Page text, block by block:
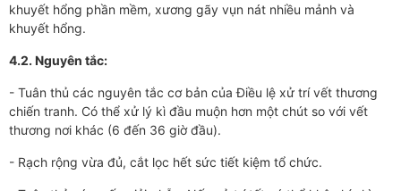
khuyết hổng phần mềm, xương gãy vụn nát nhiều mảnh và
khuyết hổng.
4.2. Nguyên tắc:
- Tuân thủ các nguyên tắc cơ bản của Điều lệ xử trí vết thương
chiến tranh. Có thể xử lý kì đầu muộn hơn một chút so với vết
thương nơi khác (6 đến 36 giờ đầu).
- Rạch rộng vừa đủ, cắt lọc hết sức tiết kiệm tổ chức.